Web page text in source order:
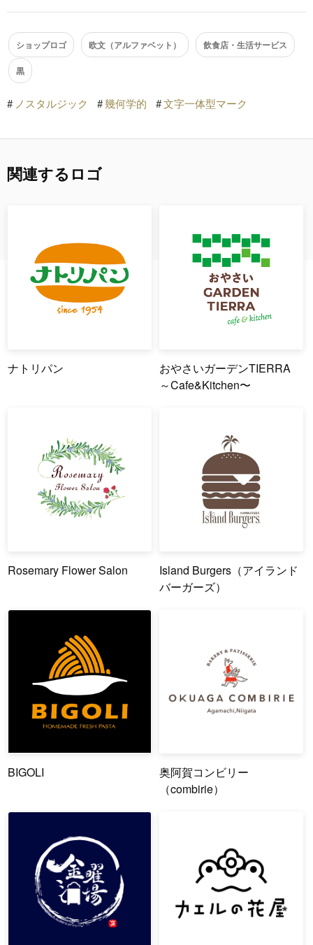
ショップロゴ 欧文（アルファベット） 飲食店・生活サービス
黒
# ノスタルジック #幾何学的 #文字一体型マーク
関連するロゴ
ナトリパン
おやさいガーデンTIERRA
～Cafe&Kitchen〜
Rosemary Flower Salon
Island Burgers（アイランド
バーガーズ）
BIGOLI
奥阿賀コンビリー
（combirie）